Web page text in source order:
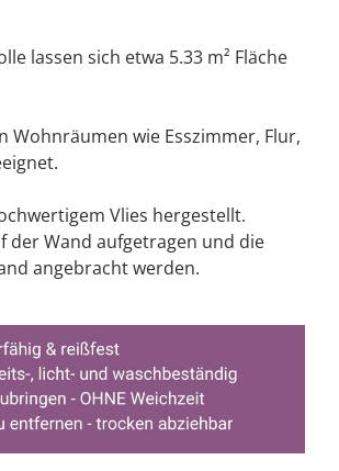
lassen sich etwa 5.33 m² Fläche
Wohnräumen wie Esszimmer, Flur,
Vlies hergestellt.
der Wand aufgetragen und die
angebracht werden.